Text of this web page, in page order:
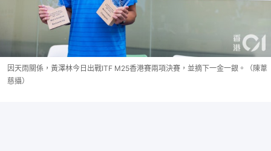
因天雨關係，黃澤林今日出戰ITF M25香港賽兩項決賽，並摘下一金一銀。（陳葦
慈攝）